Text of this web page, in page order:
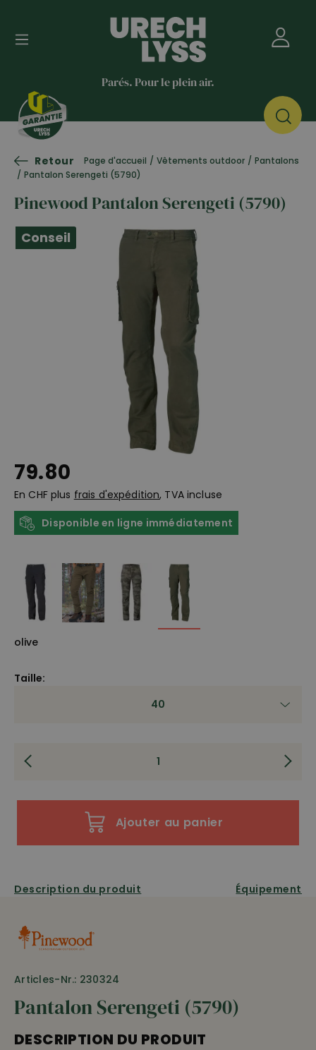
Parés. Pour le plein air.
Retour Page d'accueil / Vêtements outdoor / Pantalons
/ Pantalon Serengeti (5790)
Conseil
Pinewood Pantalon Serengeti (5790)
79.80
En CHF plus frais d'expédition, TVA incluse
Disponible en ligne immédiatement
olive
Taille:
40
Ajouter au panier
Description du produit Équipement
Articles-Nr.: 230324
Pantalon Serengeti (5790)
DESCRIPTION DU PRODUIT